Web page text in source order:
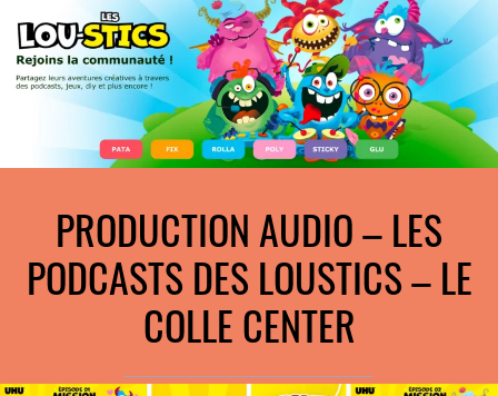
PRODUCTION AUDIO – LES
PODCASTS DES LOUSTICS – LE
COLLE CENTER